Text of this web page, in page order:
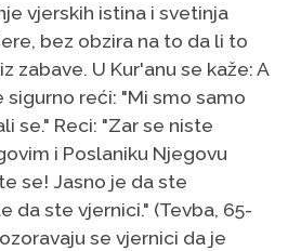
vjerskih istina i svetinja
bez obzira na to da li to
zabave. U Kur'anu se kaže: A
sigurno reći: "Mi smo samo
se." Reci: "Zar se niste
i Poslaniku Njegovu
se! Jasno je da ste
da ste vjernici." (Tevba, 65-
se vjernici da je